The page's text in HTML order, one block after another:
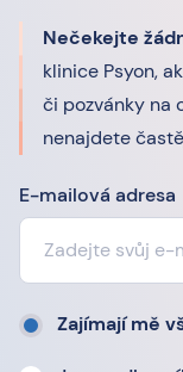
Nečekejte
klinice Psyon,
či pozvánky na
nenajdete
E-mailová adresa
Zajímají mě